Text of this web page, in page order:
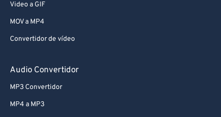
Video a GIF
MOV a MP4
Convertidor de vídeo
Audio Convertidor
MP3 Convertidor
MP4 a MP3